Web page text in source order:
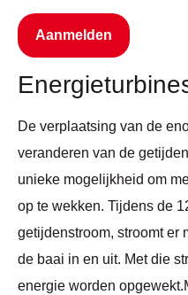
Aanmelden
De verplaatsing van de
veranderen van de
unieke mogelijkheid om
op te wekken. Tijdens de
getijdenstroom, stroomt er
de baai in en uit. Met die
energie worden